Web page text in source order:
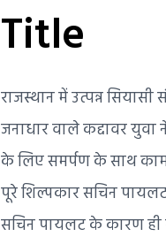
Title
राजस्थान में उत्पन्न
जनाधार वाले कद्दावर
के लिए समर्पण के साथ काम
पूरे शिल्पकार सचिन
सचिन पायलट के कारण ही